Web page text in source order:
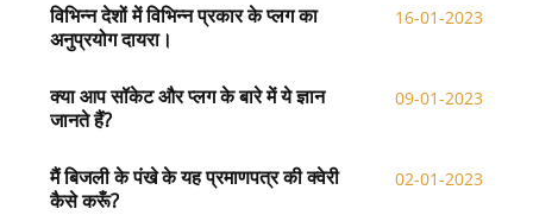
विभिन्न देशों में विभिन्न प्रकार के प्लग का
अनुप्रयोग दायरा।
16-01-2023
क्या आप सॉकेट और प्लग के बारे में ये ज्ञान
जानते हैं?
09-01-2023
मैं बिजली के पंखे के यह प्रमाणपत्र की क्वेरी
कैसे करूँ?
02-01-2023